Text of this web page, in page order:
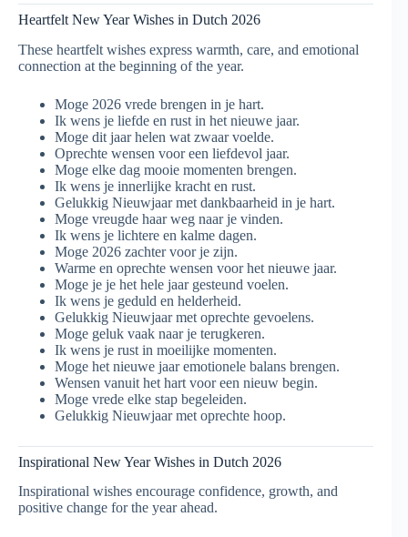
Heartfelt New Year Wishes in Dutch 2026
These heartfelt wishes express warmth, care, and emotional
connection at the beginning of the year.
Moge 2026 vrede brengen in je hart.
Ik wens je liefde en rust in het nieuwe jaar.
Moge dit jaar helen wat zwaar voelde.
Oprechte wensen voor een liefdevol jaar.
Moge elke dag mooie momenten brengen.
Ik wens je innerlijke kracht en rust.
Gelukkig Nieuwjaar met dankbaarheid in je hart.
Moge vreugde haar weg naar je vinden.
Ik wens je lichtere en kalme dagen.
Moge 2026 zachter voor je zijn.
Warme en oprechte wensen voor het nieuwe jaar.
Moge je je het hele jaar gesteund voelen.
Ik wens je geduld en helderheid.
Gelukkig Nieuwjaar met oprechte gevoelens.
Moge geluk vaak naar je terugkeren.
Ik wens je rust in moeilijke momenten.
Moge het nieuwe jaar emotionele balans brengen.
Wensen vanuit het hart voor een nieuw begin.
Moge vrede elke stap begeleiden.
Gelukkig Nieuwjaar met oprechte hoop.
Inspirational New Year Wishes in Dutch 2026
Inspirational wishes encourage confidence, growth, and
positive change for the year ahead.